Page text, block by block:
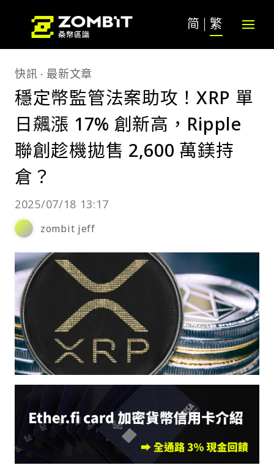
简 繁
快訊 最新文章
穩定幣監管法案助攻！XRP 單
日飆漲 17% 創新高，Ripple
聯創趁機拋售 2,600 萬鎂持
倉？
2025/07/18 13:17
zombit jeff